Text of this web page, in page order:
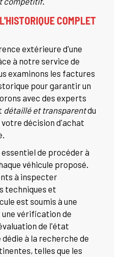
COMPLET
extérieure d'une
à notre service de
examinons les factures
pour garantir un
avec des experts
détaillé et transparentdu
décision d'achat
de procéder à
véhicule proposé.
à inspecter
techniques et
est soumis à une
une vérification de
de l'état
à la recherche de
telles que les